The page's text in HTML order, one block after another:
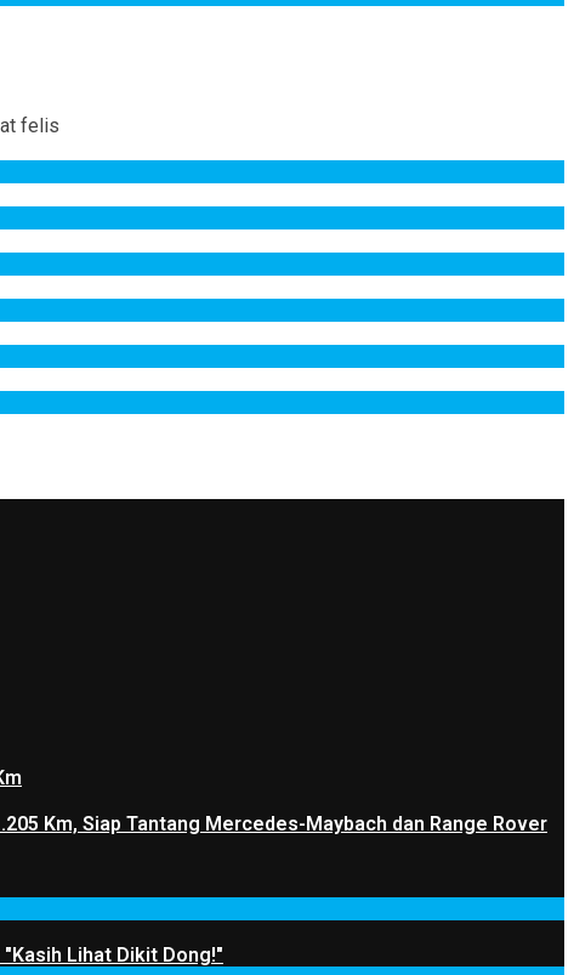
felis
Km, Siap Tantang Mercedes-Maybach dan Range Rover
"Kasih Lihat Dikit Dong!"